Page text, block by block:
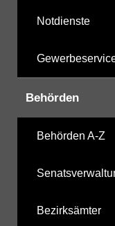
Notdienste
Behörden
Behörden A-Z
Bezirksämter